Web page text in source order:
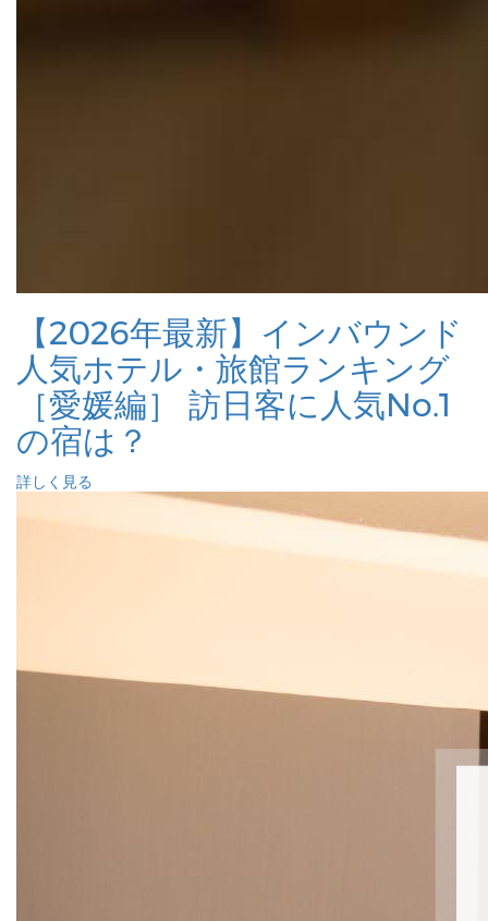
【2026年最新】インバウンド
人気ホテル・旅館ランキング
［愛媛編］ 訪日客に人気No.1
の宿は？
詳しく見る